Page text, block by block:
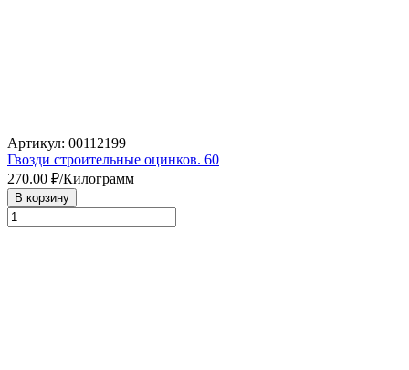
Артикул: 00112199
Гвозди строительные оцинков. 60
270.00 ₽/Килограмм
В корзину